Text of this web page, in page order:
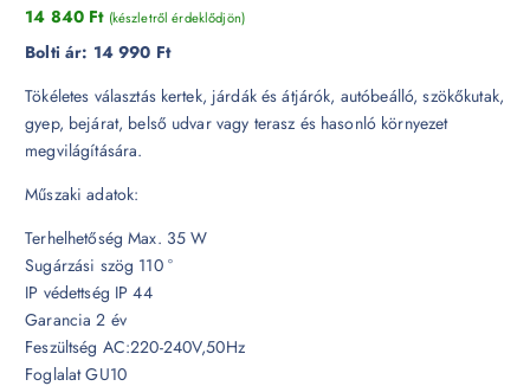
14 840 Ft (készletről érdeklődjön)
Bolti ár: 14 990 Ft
Tökéletes választás kertek, járdák és átjárók, autóbeálló, szökőkutak,
gyep, bejárat, belső udvar vagy terasz és hasonló környezet
megvilágítására.
Műszaki adatok:
Terhelhetőség Max. 35 W
Sugárzási szög 110 °
IP védettség IP 44
Garancia 2 év
Feszültség AC:220-240V,50Hz
Foglalat GU10